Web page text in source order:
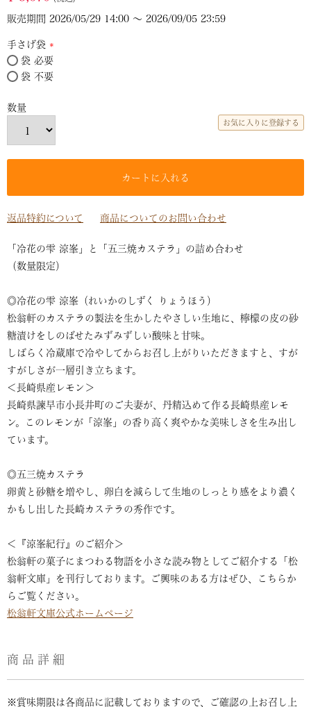
販売期間 2026/05/29 14:00 〜 2026/09/05 23:59
手さげ袋
(必
須)
袋 必要
袋 不要
お気に入りに登録する
カートに入れる
返品特約について 商品についてのお問い合わせ
「冷花の雫 涼峯」と「五三焼カステラ」の詰め合わせ
（数量限定）
◎冷花の雫 涼峯（れいかのしずく りょうほう）
松翁軒のカステラの製法を生かしたやさしい生地に、檸檬の皮の砂
糖漬けをしのばせたみずみずしい酸味と甘味。
しばらく冷蔵庫で冷やしてからお召し上がりいただきますと、すが
すがしさが一層引き立ちます。
＜長崎県産レモン＞
長崎県諫早市小長井町のご夫妻が、丹精込めて作る長崎県産レモ
ン。このレモンが「涼峯」の香り高く爽やかな美味しさを生み出し
ています。
◎五三焼カステラ
卵黄と砂糖を増やし、卵白を減らして生地のしっとり感をより濃く
かもし出した長崎カステラの秀作です。
＜『涼峯紀行』のご紹介＞
松翁軒の菓子にまつわる物語を小さな読み物としてご紹介する「松
翁軒文庫」を刊行しております。ご興味のある方はぜひ、こちらか
らご覧ください。
松翁軒文庫公式ホームページ
商品詳細
※賞味期限は各商品に記載しておりますので、ご確認の上お召し上